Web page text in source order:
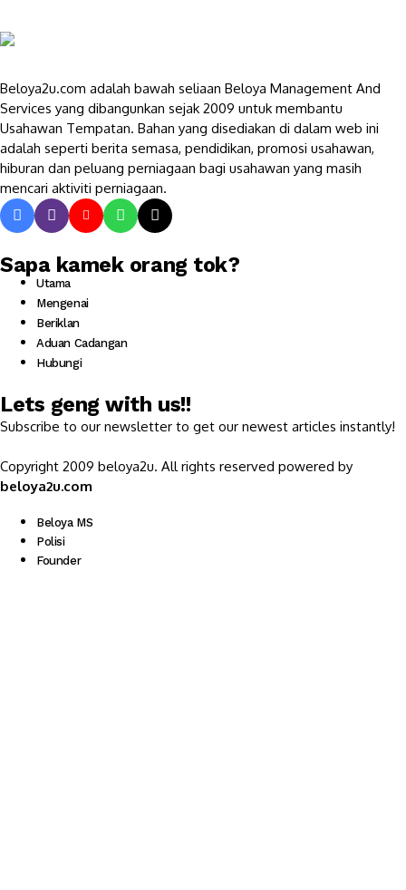
Beloya2u.com adalah bawah seliaan Beloya Management And
Services yang dibangunkan sejak 2009 untuk membantu
Usahawan Tempatan. Bahan yang disediakan di dalam web ini
adalah seperti berita semasa, pendidikan, promosi usahawan,
hiburan dan peluang perniagaan bagi usahawan yang masih
mencari aktiviti perniagaan.
Sapa kamek orang tok?
Utama
Mengenai
Beriklan
Aduan Cadangan
Hubungi
Lets geng with us!!
Subscribe to our newsletter to get our newest articles instantly!
Copyright 2009 beloya2u. All rights reserved powered by
beloya2u.com
Beloya MS
Polisi
Founder